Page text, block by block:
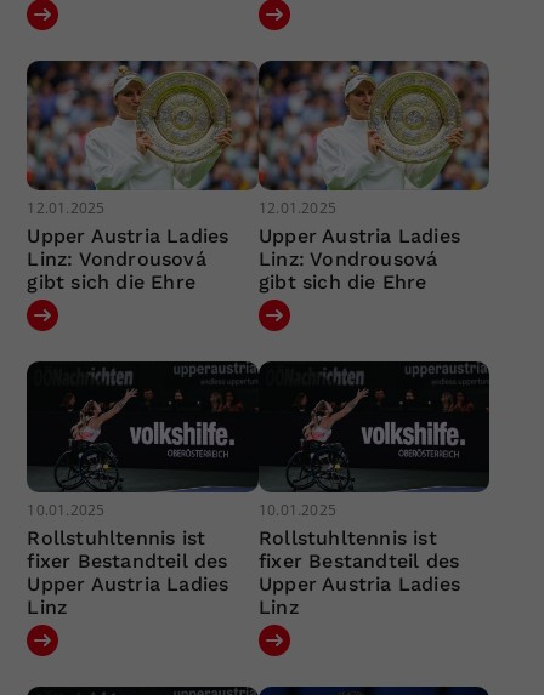
12.01.2025
Upper Austria Ladies
Linz: Vondrousová
gibt sich die Ehre
12.01.2025
Upper Austria Ladies
Linz: Vondrousová
gibt sich die Ehre
10.01.2025
Rollstuhltennis ist
fixer Bestandteil des
Upper Austria Ladies
Linz
10.01.2025
Rollstuhltennis ist
fixer Bestandteil des
Upper Austria Ladies
Linz